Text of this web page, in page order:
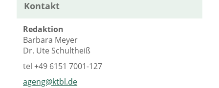
Kontakt
Redaktion
Barbara Meyer
Dr. Ute Schultheiß
tel+49 6151 7001-127
ageng@ktbl.de